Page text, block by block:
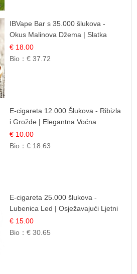
IBVape Bar s 35.000 šlukova -
Okus Malinova Džema | Slatka
Voćna Aroma
€ 18.00
Bio：€ 37.72
E-cigareta 12.000 Šlukova - Ribizla
i Grožđe | Elegantna Voćna
Kombinacija
€ 10.00
Bio：€ 18.63
E-cigareta 25.000 šlukova -
Lubenica Led | Osježavajući Ljetni
Okus
€ 15.00
Bio：€ 30.65